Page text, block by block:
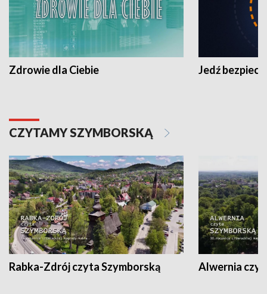
Zdrowie dla Ciebie Jedź
CZYTAMY SZYMBORSKĄ
Rabka-Zdrój czyta Szymborską Alwernia